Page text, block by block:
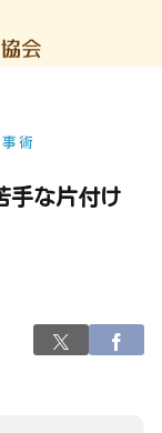
術
手な片付け